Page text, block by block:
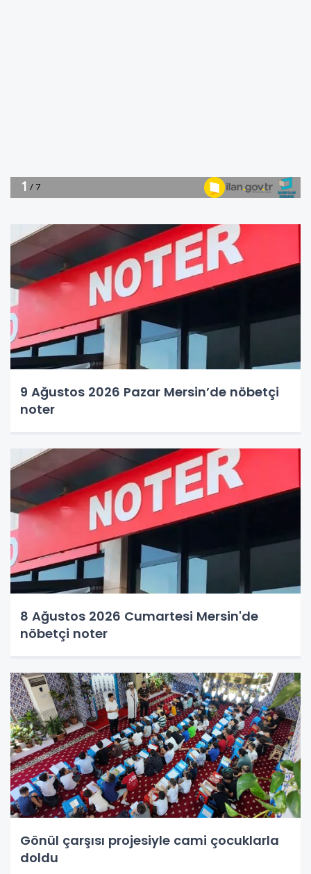
9 Ağustos 2026 Pazar Mersin’de nöbetçi
noter
8 Ağustos 2026 Cumartesi Mersin'de
nöbetçi noter
Gönül çarşısı projesiyle cami çocuklarla
doldu